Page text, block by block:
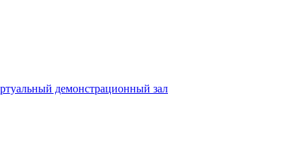
демонстрационный зал